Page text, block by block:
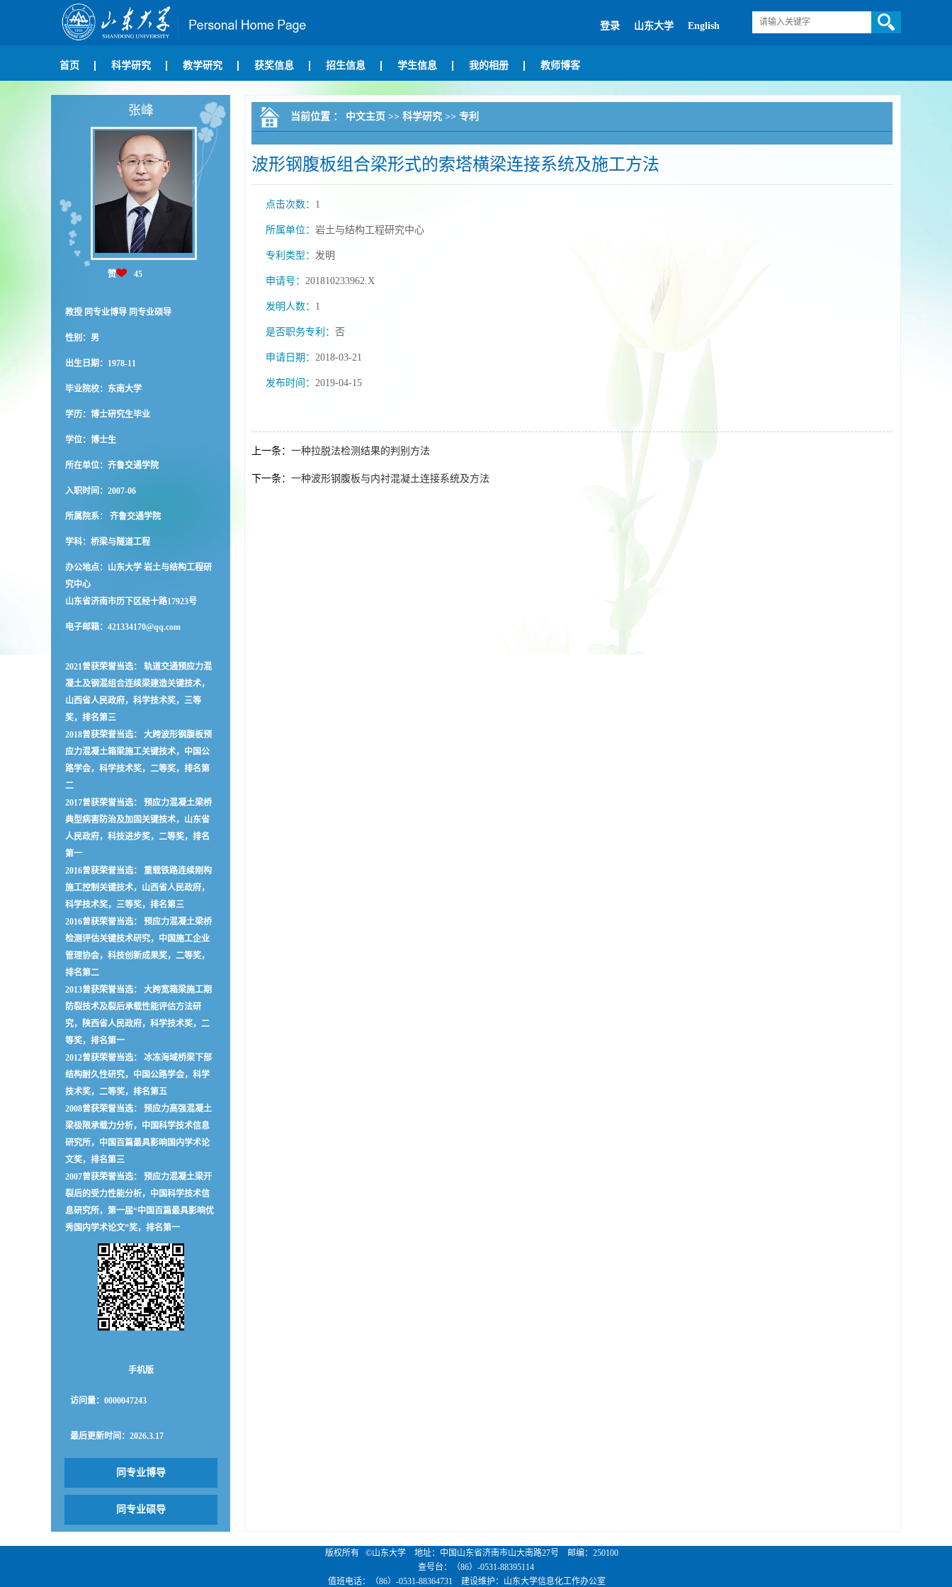
登录 山东大学 English
首页 科学研究 教学研究 获奖信息 招生信息 学生信息 我的相册 教师博客
张峰
赞 45
教授 同专业博导 同专业硕导
性别：男
出生日期：1978-11
毕业院校：东南大学
学历：博士研究生毕业
学位：博士生
所在单位：齐鲁交通学院
入职时间：2007-06
所属院系： 齐鲁交通学院
学科：桥梁与隧道工程
办公地点：山东大学 岩土与结构工程研
究中心
山东省济南市历下区经十路17923号
电子邮箱： 421334170@qq.com
2021曾获荣誉当选： 轨道交通预应力混
凝土及钢混组合连续梁建造关键技术，
山西省人民政府，科学技术奖，三等
奖，排名第三
2018曾获荣誉当选： 大跨波形钢腹板预
应力混凝土箱梁施工关键技术，中国公
路学会，科学技术奖，二等奖，排名第
二
2017曾获荣誉当选： 预应力混凝土梁桥
典型病害防治及加固关键技术，山东省
人民政府，科技进步奖，二等奖，排名
第一
2016曾获荣誉当选： 重载铁路连续刚构
施工控制关键技术，山西省人民政府，
科学技术奖，三等奖，排名第三
2016曾获荣誉当选： 预应力混凝土梁桥
检测评估关键技术研究，中国施工企业
管理协会，科技创新成果奖，二等奖，
排名第二
2013曾获荣誉当选： 大跨宽箱梁施工期
防裂技术及裂后承载性能评估方法研
究，陕西省人民政府，科学技术奖，二
等奖，排名第一
2012曾获荣誉当选： 冰冻海域桥梁下部
结构耐久性研究，中国公路学会，科学
技术奖，二等奖，排名第五
2008曾获荣誉当选： 预应力高强混凝土
梁极限承载力分析，中国科学技术信息
研究所，中国百篇最具影响国内学术论
文奖，排名第三
2007曾获荣誉当选： 预应力混凝土梁开
裂后的受力性能分析，中国科学技术信
息研究所，第一届“中国百篇最具影响优
秀国内学术论文”奖，排名第一
手机版
访问量： 0000047243
最后更新时间： 2026.3.17
同专业博导
同专业硕导
当前位置 ： 中文主页 >> 科学研究 >> 专利
波形钢腹板组合梁形式的索塔横梁连接系统及施工方法
点击次数： 1
所属单位： 岩土与结构工程研究中心
专利类型： 发明
申请号： 201810233962.X
发明人数： 1
是否职务专利： 否
申请日期： 2018-03-21
发布时间： 2019-04-15
上一条： 一种拉脱法检测结果的判别方法
下一条： 一种波形钢腹板与内衬混凝土连接系统及方法
版权所有 ©山东大学 地址：中国山东省济南市山大南路27号 邮编：250100
查号台：（86）-0531-88395114
值班电话：（86）-0531-88364731 建设维护：山东大学信息化工作办公室